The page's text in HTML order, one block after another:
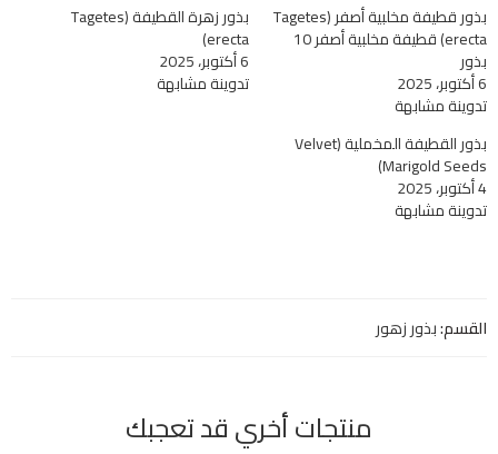
بذور قطيفة مخلبية أصفر (Tagetes
erecta) قطيفة مخلبية أصفر 10
بذور
6 أكتوبر، 2025
تدوينة مشابهة
بذور زهرة القطيفة (Tagetes
erecta)
6 أكتوبر، 2025
تدوينة مشابهة
بذور القطيفة المخملية (Velvet
Marigold Seeds)
4 أكتوبر، 2025
تدوينة مشابهة
القسم:بذور زهور
منتجات أخري قد تعجبك